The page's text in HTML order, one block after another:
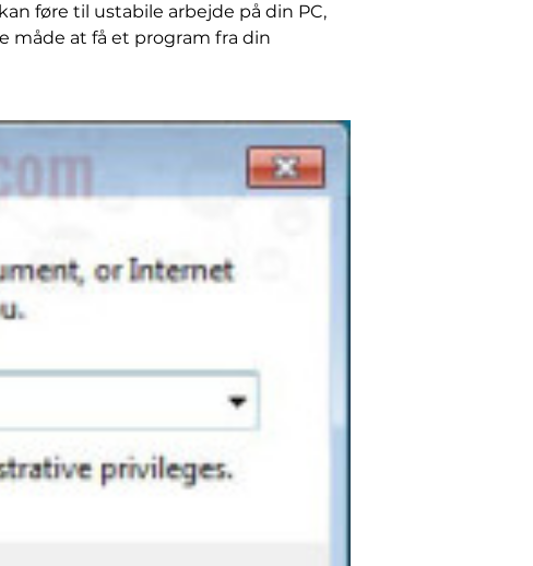
føre til ustabile arbejde på din PC,
at få et program fra din